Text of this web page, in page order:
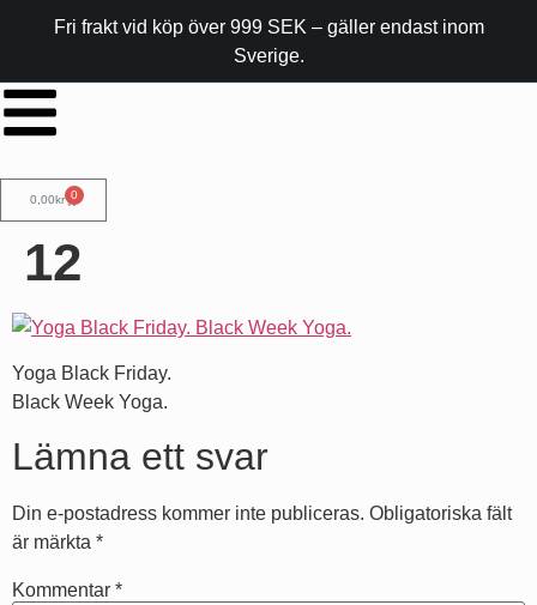
Fri frakt vid köp över 999 SEK – gäller endast inom
Sverige.
0,00kr 0
12
Yoga Black Friday.
Black Week Yoga.
Lämna ett svar
Din e-postadress kommer inte publiceras. Obligatoriska fält
är märkta *
Kommentar *